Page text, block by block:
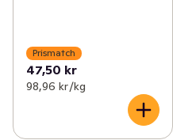
Prismatch
47,50 kr
98,96 kr /kg